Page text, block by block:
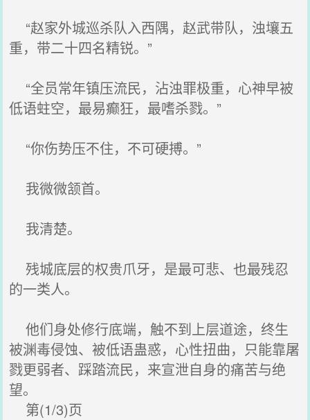
“赵家外城巡杀队入西隅，赵武带队，浊壤五
重，带二十四名精锐。”
“全员常年镇压流民，沾浊罪极重，心神早被
低语蛀空，最易癫狂，最嗜杀戮。”
“你伤势压不住，不可硬搏。”
我微微颔首。
我清楚。
残城底层的权贵爪牙，是最可悲、也最残忍
的一类人。
他们身处修行底端，触不到上层道途，终生
被渊毒侵蚀、被低语蛊惑，心性扭曲，只能靠屠
戮更弱者、踩踏流民，来宣泄自身的痛苦与绝
望。
第(1/3)页